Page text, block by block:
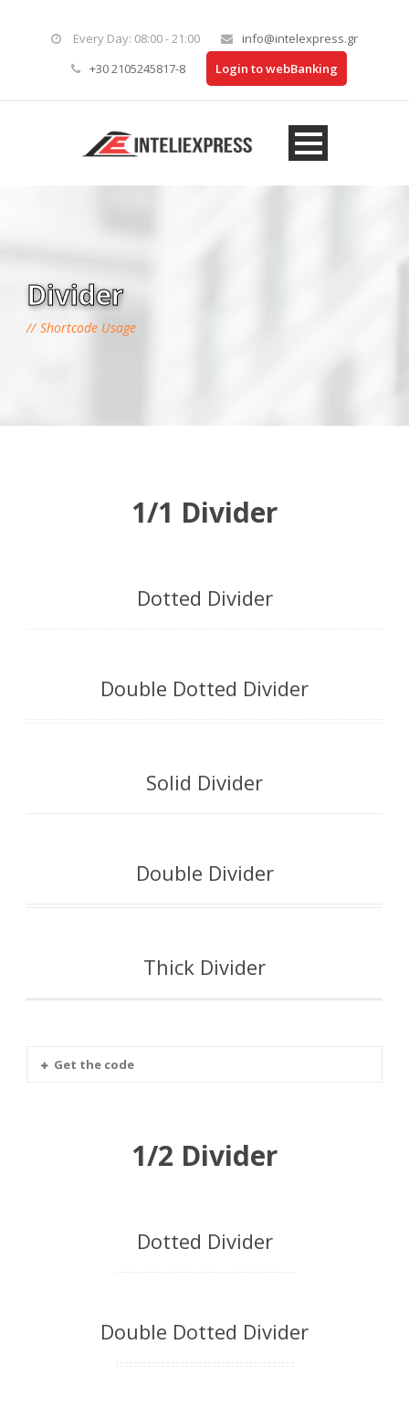
Every Day: 08:00 - 21:00
info@intelexpress.gr
+30 2105245817-8
Login to webBanking
Divider
Shortcode Usage
1/1 Divider
Dotted Divider
Double Dotted Divider
Solid Divider
Double Divider
Thick Divider
Get the code
1/2 Divider
Dotted Divider
Double Dotted Divider